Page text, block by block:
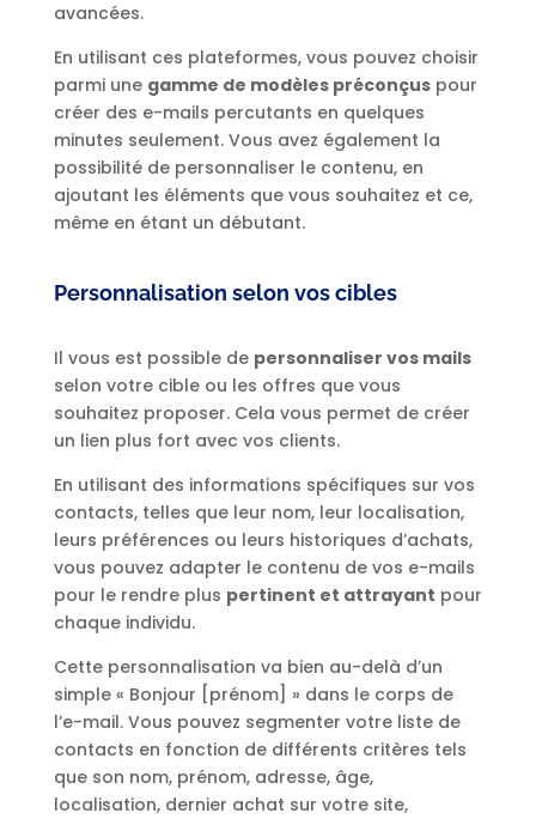
avancées.
En utilisant ces plateformes, vous pouvez choisir
parmi une gamme de modèles préconçuspour
créer des e-mails percutants en quelques
minutes seulement. Vous avez également la
possibilité de personnaliser le contenu, en
ajoutant les éléments que vous souhaitez et ce,
même en étant un débutant.
Personnalisation selon vos cibles
Il vous est possible de personnaliser vos mails
selon votre cible ou les offres que vous
souhaitez proposer. Cela vous permet de créer
un lien plus fort avec vos clients.
En utilisant des informations spécifiques sur vos
contacts, telles que leur nom, leur localisation,
leurs préférences ou leurs historiques d’achats,
vous pouvez adapter le contenu de vos e-mails
pour le rendre plus pertinent et attrayant pour
chaque individu.
Cette personnalisation va bien au-delà d’un
simple « Bonjour [prénom] » dans le corps de
l’e-mail. Vous pouvez segmenter votre liste de
contacts en fonction de différents critères tels
que son nom, prénom, adresse, âge,
localisation, dernier achat sur votre site,